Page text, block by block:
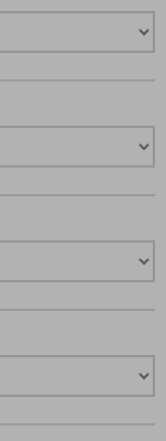
Ihrem
gelesen und bin
Mit dem
zu.